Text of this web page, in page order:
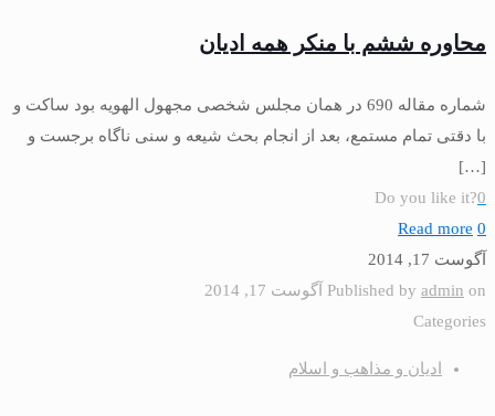
محاوره ششم با منكر همه اديان
شماره مقاله 690 در همان مجلس شخصى مجهول الهويه بود ساكت و
با دقتى تمام مستمع، بعد از انجام بحث شيعه و سنى ناگاه برجست و
[…]
Do you like it?0
0
Read more
آگوست 17, 2014
Published by admin on
آگوست 17, 2014
Categories
ادیان و مذاهب و اسلام